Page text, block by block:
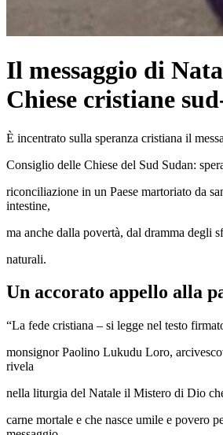
Il messaggio di
Chiese cristiane
È incentrato sulla speranza cristiana il
Consiglio delle Chiese del Sud Sudan:
riconciliazione in un Paese martoriato da
intestine,
ma anche dalla povertà, dal dramma degli
naturali.
Un accorato appello alla
“La fede cristiana – si legge nel testo
monsignor Paolino Lukudu Loro,
rivela
nella liturgia del Natale il Mistero di Dio
carne mortale e che nasce umile e povero